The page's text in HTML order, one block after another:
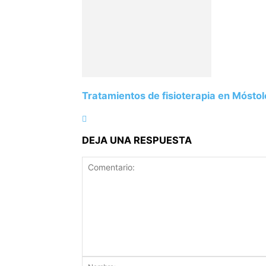
Tratamientos de fisioterapia en
DEJA UNA RESPUESTA